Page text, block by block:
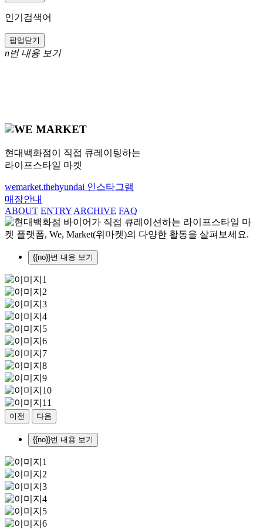
인기검색어
팝업닫기
n번 내용 보기
현대백화점이 직접 큐레이팅하는
라이프스타일 마켓
wemarket.thehyundai 인스타그램
매장안내
ABOUT ENTRY ARCHIVE FAQ
{{no}}번 내용 보기
이전 다음
{{no}}번 내용 보기